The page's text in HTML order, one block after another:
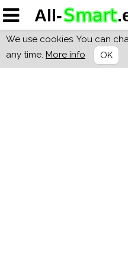
We use cookies. You can
any time. More info OK